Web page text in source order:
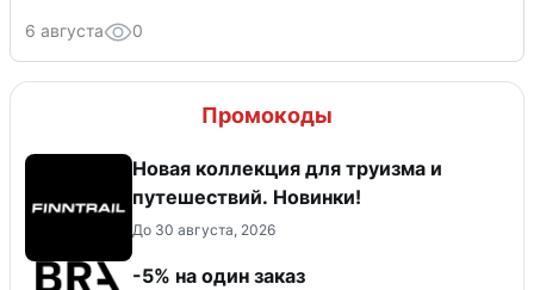
6 августа 0
Промокоды
Новая коллекция для труизма и
путешествий. Новинки!
До 30 августа, 2026
-5% на один заказ